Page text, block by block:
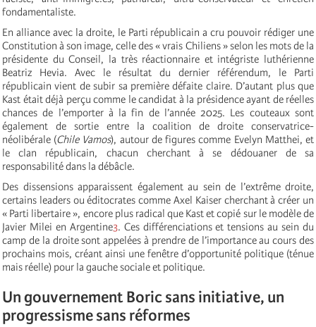
fondamentaliste.
En alliance avec la droite, le Parti républicain a cru pouvoir rédiger une
Constitution à son image, celle des « vrais Chiliens » selon les mots de la
présidente du Conseil, la très réactionnaire et intégriste luthérienne
Beatriz Hevia. Avec le résultat du dernier référendum, le Parti
républicain vient de subir sa première défaite claire. D’autant plus que
Kast était déjà perçu comme le candidat à la présidence ayant de réelles
chances de l’emporter à la fin de l’année 2025. Les couteaux sont
également de sortie entre la coalition de droite conservatrice-
néolibérale (Chile Vamos), autour de figures comme Evelyn Matthei, et
le clan républicain, chacun cherchant à se dédouaner de sa
responsabilité dans la débâcle.
Des dissensions apparaissent également au sein de l’extrême droite,
certains leaders ou éditocrates comme Axel Kaiser cherchant à créer un
« Parti libertaire », encore plus radical que Kast et copié sur le modèle de
Javier Milei en Argentine3. Ces différenciations et tensions au sein du
camp de la droite sont appelées à prendre de l’importance au cours des
prochains mois, créant ainsi une fenêtre d’opportunité politique (ténue
mais réelle) pour la gauche sociale et politique.
Un gouvernement Boric sans initiative, un
progressisme sans réformes